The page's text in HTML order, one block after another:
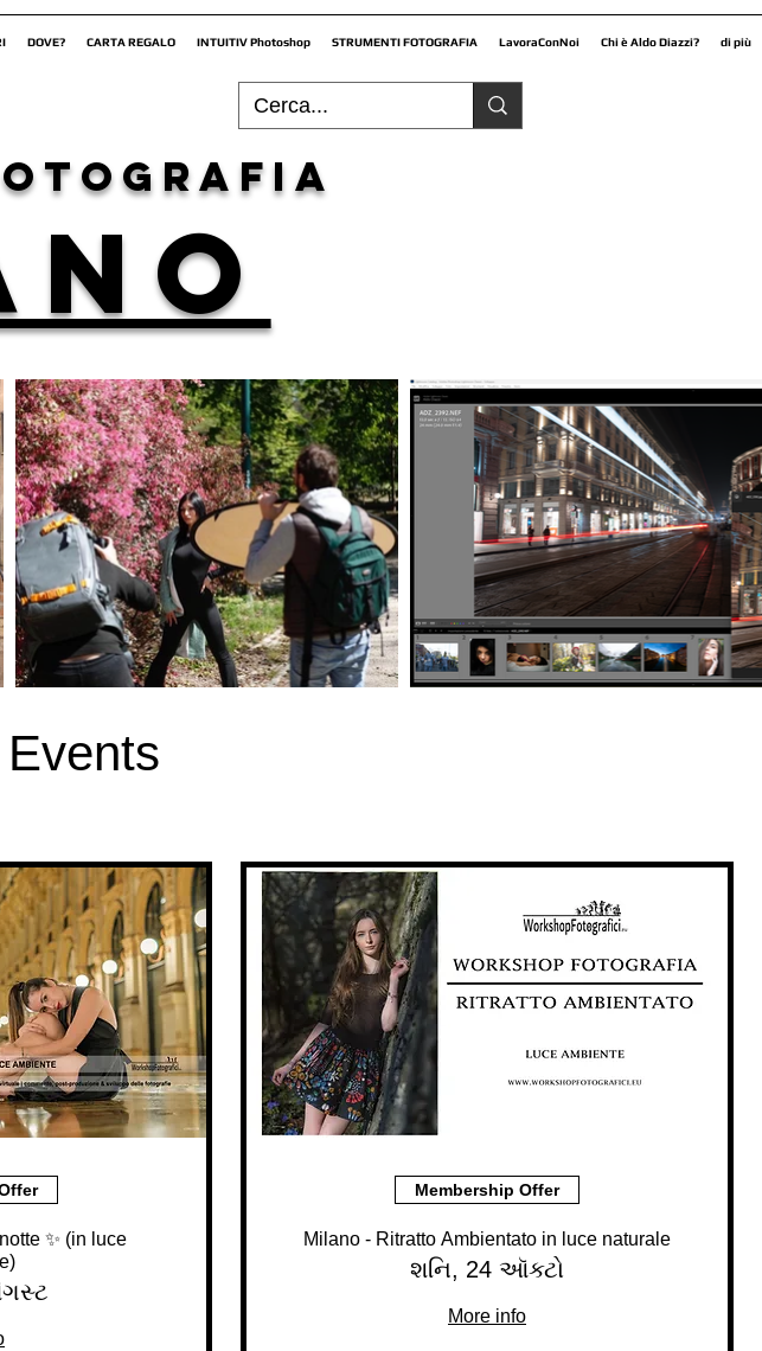
DOVE? CARTA REGALO INTUITIV Photoshop STRUMENTI FOTOGRAFIA LavoraConNoi Chi è Aldo Diazzi? di più
✨ (in luce
Membership Offer
Milano - Ritratto Ambientato in luce naturale
શનિ, 24 ઑક્ટો
More info